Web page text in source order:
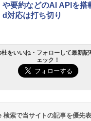
や要約などのAI APIを
d対応は打ち切り
杜をいいね・フォローして最新記
ェック！
検索で当サイトの記事を優先